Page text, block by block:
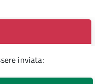
inviata: